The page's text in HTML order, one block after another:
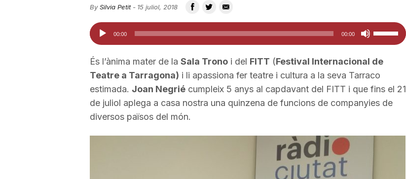
t
a
d
By Silvia Petit- 15 juliol, 2018
Reproductor
d'àudio
00:00 00:00
Feu
servir
les
tecles
de
fletxa
a
És l’ànima mater de la Sala Tronoi del FITT (Festival Internacional de
Teatre a Tarragona) i li apassiona fer teatre i cultura a la seva Tarraco
estimada. Joan Negriécumpleix 5 anys al capdavant del FITT i que fins el 21
de juliol aplega a casa nostra una quinzena de funcions de companyies de
diversos països del món.